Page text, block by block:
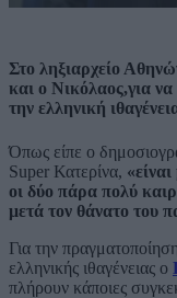
Στο ληξιαρχείο
και ο Νικόλαος,για
την ελληνική
Όπως είπε ο
Super Κατερίνα,
οι δύο πάρα πολύ
μετά τον θάνατο του
Για την
ελληνικής ιθαγένειας ο
πλήρουν κάποιες